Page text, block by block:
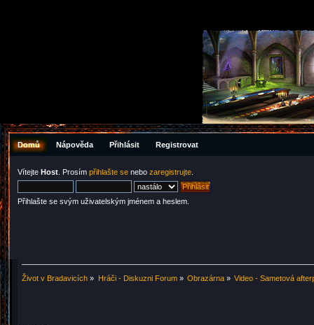
Domů Nápověda Přihlásit Registrovat
Vítejte Host . Prosím přihlašte se nebo zaregistrujte
Přihlašte se svým uživatelským jménem a heslem.
Život v Bradavicích » Hráči - Diskuzni Forum» Obrazárna» Video - Sametová